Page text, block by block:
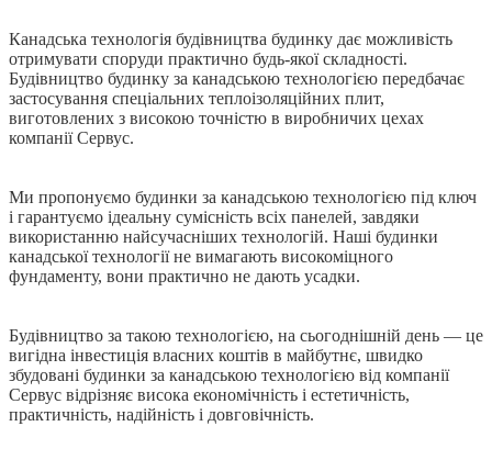
Канадська технологія будівництва будинку дає можливість
отримувати споруди практично будь-якої складності.
Будівництво будинку за канадською технологією передбачає
застосування спеціальних теплоізоляційних плит,
виготовлених з високою точністю в виробничих цехах
компанії Сервус.
Ми пропонуємо будинки за канадською технологією під ключ
і гарантуємо ідеальну сумісність всіх панелей, завдяки
використанню найсучасніших технологій. Наші будинки
канадської технології не вимагають високоміцного
фундаменту, вони практично не дають усадки.
Будівництво за такою технологією, на сьогоднішній день — це
вигідна інвестиція власних коштів в майбутнє, швидко
збудовані будинки за канадською технологією від компанії
Сервус відрізняє висока економічність і естетичність,
практичність, надійність і довговічність.